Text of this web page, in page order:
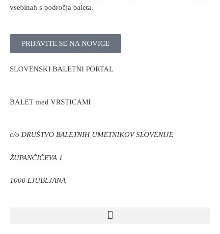
vsebinah s področja baleta.
PRIJAVITE SE NA NOVICE
SLOVENSKI BALETNI PORTAL
BALET med VRSTICAMI
c/o DRUŠTVO BALETNIH UMETNIKOV SLOVENIJE
ŽUPANČIČEVA 1
1000 LJUBLJANA